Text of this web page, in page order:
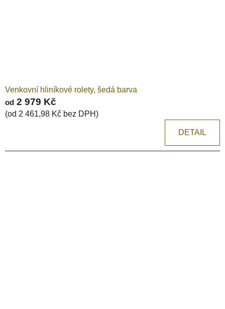
Venkovní hliníkové rolety, šedá barva
od 2 979 Kč
(od 2 461,98 Kč bez DPH)
DETAIL